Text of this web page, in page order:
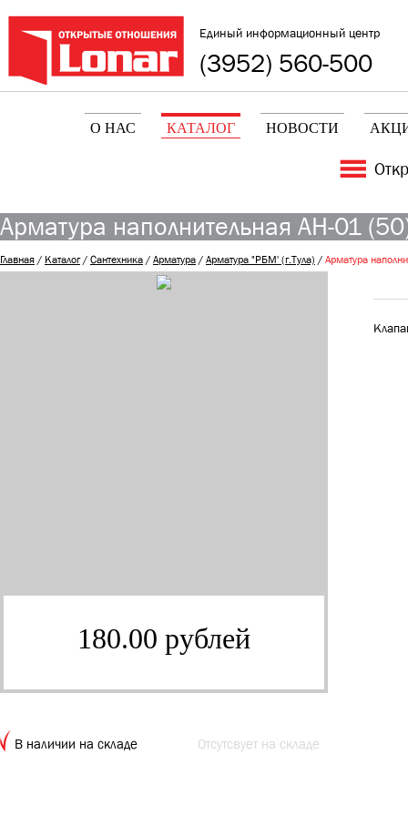
Единый информационный центр
(3952) 560-500
О НАС КАТАЛОГ НОВОСТИ
Арматура наполнительная АН-01
Главная/ Каталог/Сантехника/Арматура/Арматура "РБМ' (г.Тула) /Арматура
180.00 рублей
В наличии на складе Отсутсвует на складе